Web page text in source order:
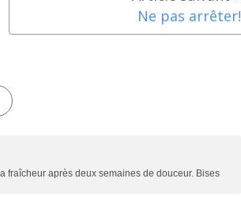
Ne pas arrêter!
fraîcheur après deux semaines de douceur. Bises